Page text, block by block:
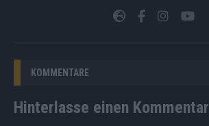
KOMMENTARE
Hinterlasse einen Kommentar